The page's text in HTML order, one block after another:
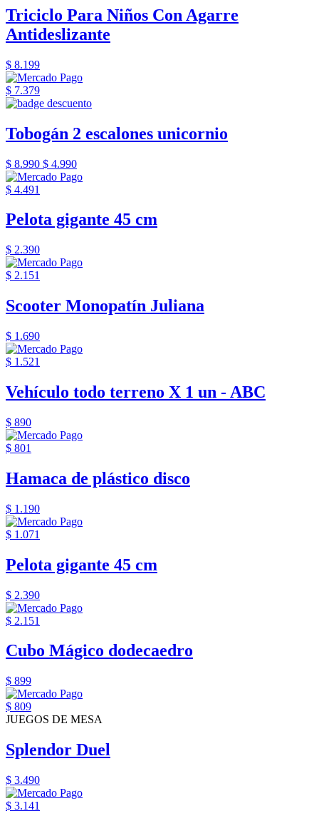
Triciclo Para Niños Con Agarre
Antideslizante
$ 8.199
$ 7.379
Tobogán 2 escalones unicornio
$ 8.990 $ 4.990
$ 4.491
Pelota gigante 45 cm
$ 2.390
$ 2.151
Scooter Monopatín Juliana
$ 1.690
$ 1.521
Vehículo todo terreno X 1 un - ABC
$ 890
$ 801
Hamaca de plástico disco
$ 1.190
$ 1.071
Pelota gigante 45 cm
$ 2.390
$ 2.151
Cubo Mágico dodecaedro
$ 899
$ 809
JUEGOS DE MESA
Splendor Duel
$ 3.490
$ 3.141